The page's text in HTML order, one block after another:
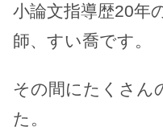
小論文指導歴20年
師、すい喬です。
その間にたくさん
た。